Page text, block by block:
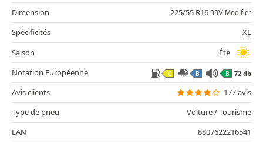
Dimension
225/55 R16 99V Modifier
Spécificités
XL
Saison
Été
Notation Européenne
C B B 72 db
Avis clients
177 avis
Type de pneu
Voiture / Tourisme
EAN
8807622216541